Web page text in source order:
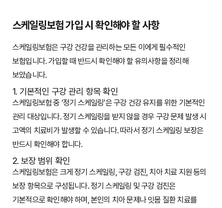
스케일링보험 가입 시 확인해야 할 사항
스케일링보험은 구강 건강을 관리하는 모든 이에게 필수적인
보험입니다. 가입할 때 반드시 확인해야 할 유의사항을 정리해
보았습니다.
1. 기본적인 구강 관리 항목 확인
스케일링보험 중 ‘정기 스케일링’은 구강 건강 유지를 위한 기본적인
관리 대상입니다. 정기 스케일링을 받지 않을 경우 구강 문제 발생 시
고액의 치료비가 발생할 수 있습니다. 따라서 정기 스케일링 보장은
반드시 확인해야 합니다.
2. 보장 범위 확인
스케일링보험은 크게 정기 스케일링, 구강 검진, 치아 치료 지원 등의
보장 항목으로 구성됩니다. 정기 스케일링 및 구강 검진은
기본적으로 확인해야 하며, 본인의 치아 문제나 잇몸 질환 치료를